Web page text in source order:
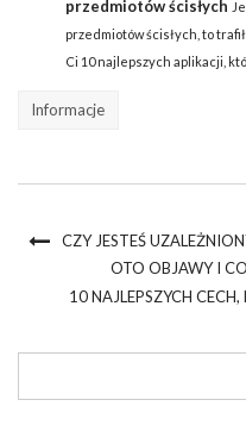
przedmiotów ścisłych
przedmiotów ścisłych, to
Ci 10 najlepszych aplikacji,
Informacje
CZY JESTEŚ
OTO OBJAWY I
10 NAJLEPSZYCH